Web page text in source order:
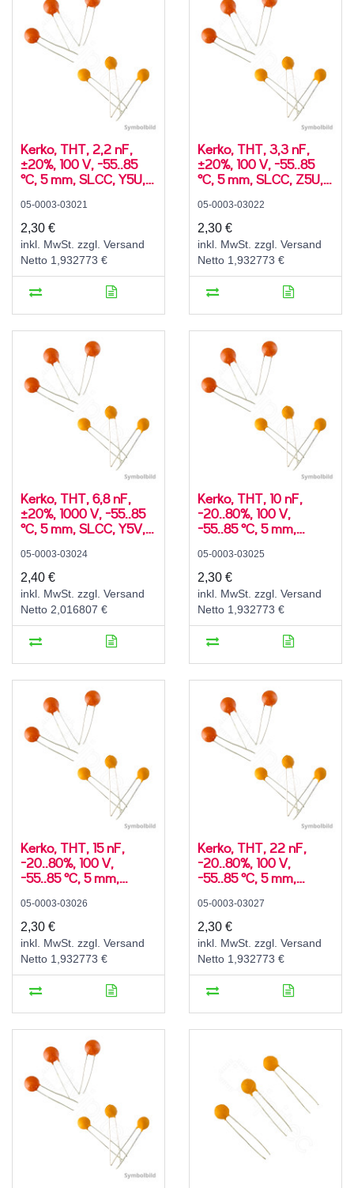
Kerko, THT, 2,2 nF,
±20%, 100 V, -55..85
°C, 5 mm, SLCC, Y5U,
05-0003-03021
2,30 €
inkl. MwSt. zzgl. Versand
Netto 1,932773 €
Kerko, THT, 3,3 nF,
±20%, 100 V, -55..85
°C, 5 mm, SLCC, Z5U,
05-0003-03022
2,30 €
inkl. MwSt. zzgl. Versand
Netto 1,932773 €
Kerko, THT, 6,8 nF,
±20%, 1000 V, -55..85
°C, 5 mm, SLCC, Y5V,
05-0003-03024
2,40 €
inkl. MwSt. zzgl. Versand
Netto 2,016807 €
Kerko, THT, 10 nF,
-20..80%, 100 V,
-55..85 °C, 5 mm,
05-0003-03025
2,30 €
inkl. MwSt. zzgl. Versand
Netto 1,932773 €
Kerko, THT, 15 nF,
-20..80%, 100 V,
-55..85 °C, 5 mm,
05-0003-03026
2,30 €
inkl. MwSt. zzgl. Versand
Netto 1,932773 €
Kerko, THT, 22 nF,
-20..80%, 100 V,
-55..85 °C, 5 mm,
05-0003-03027
2,30 €
inkl. MwSt. zzgl. Versand
Netto 1,932773 €